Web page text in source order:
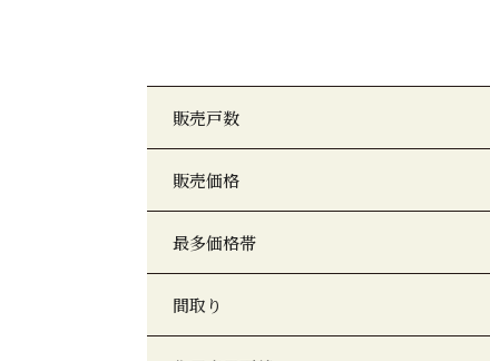
販売戸数
販売価格
最多価格帯
間取り